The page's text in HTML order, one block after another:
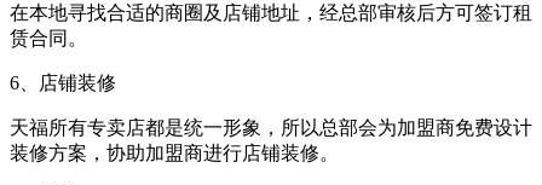
在本地寻找合适的商圈及店铺地址，经总部审核后方可签订租
赁合同。
6、店铺装修
天福所有专卖店都是统一形象，所以总部会为加盟商免费设计
装修方案，协助加盟商进行店铺装修。